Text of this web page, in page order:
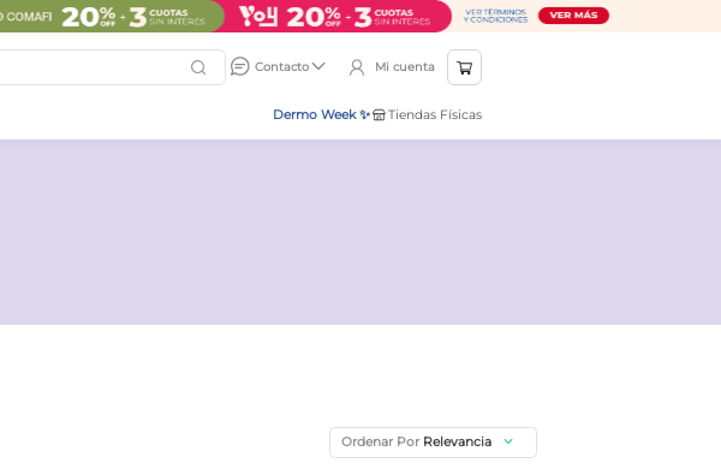
Contacto
Mi cuenta
Dermo Week ✨ Tiendas Físicas
Ordenar Por Relevancia